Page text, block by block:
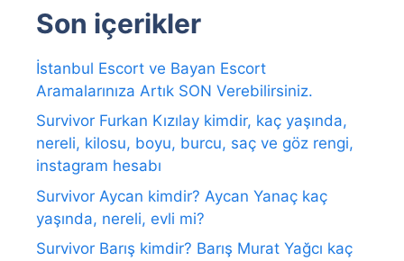
Son içerikler
İstanbul Escort ve Bayan Escort
Aramalarınıza Artık SON Verebilirsiniz.
Survivor Furkan Kızılay kimdir, kaç yaşında,
nereli, kilosu, boyu, burcu, saç ve göz rengi,
instagram hesabı
Survivor Aycan kimdir? Aycan Yanaç kaç
yaşında, nereli, evli mi?
Survivor Barış kimdir? Barış Murat Yağcı kaç